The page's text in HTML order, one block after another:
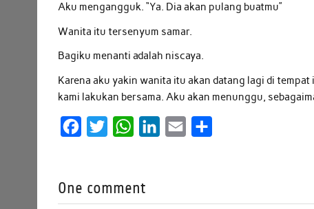
Aku mengangguk. “Ya. Dia akan pulang buatmu”
Wanita itu tersenyum samar.
Bagiku menanti adalah niscaya.
Karena aku yakin wanita itu akan datang lagi di
kami lakukan bersama. Aku akan menunggu,
e
t
W
t
One comment